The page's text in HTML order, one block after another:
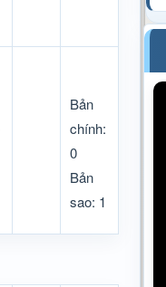
Bản
chính:
0
Bản
sao: 1